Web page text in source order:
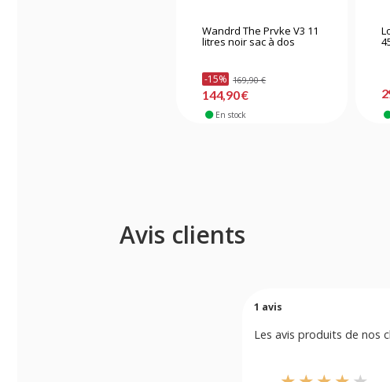
Wandrd The Prvke V3 11
litres noir sac à dos
-15% 169,90 €
144,90 €
En stock
Avis clients
1 avis
Les avis produits de nos